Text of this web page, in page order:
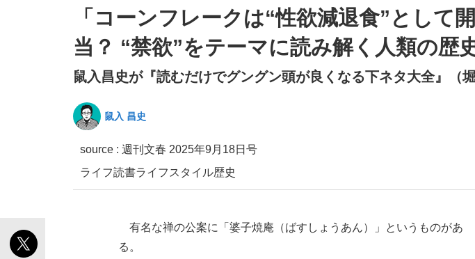
#藤田晋 #三山凌輝 #高市早苗 #後藤真希
#玉木雄一郎
#亀和田武
「コーンフレークは“性欲減退食”として
当？ “禁欲”をテーマに読み解く人類の歴
鼠入昌史が『読むだけでグングン頭が良くなる下ネタ大全』（
鼠入 昌史
source : 週刊文春 2025年9月18日号
ライフ読書ライフスタイル歴史
有名な禅の公案に「婆子焼庵（ばすしょうあん）」というものがあ
る。